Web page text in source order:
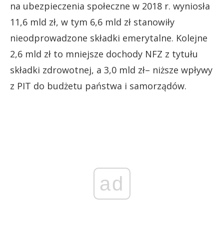
na ubezpieczenia społeczne w 2018 r. wyniosła
11,6 mld zł, w tym 6,6 mld zł stanowiły
nieodprowadzone składki emerytalne. Kolejne
2,6 mld zł to mniejsze dochody NFZ z tytułu
składki zdrowotnej, a 3,0 mld zł– niższe wpływy
z PIT do budżetu państwa i samorządów.
ad